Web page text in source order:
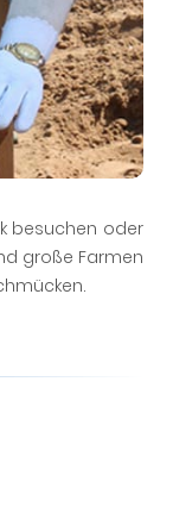
besuchen oder
große Farmen